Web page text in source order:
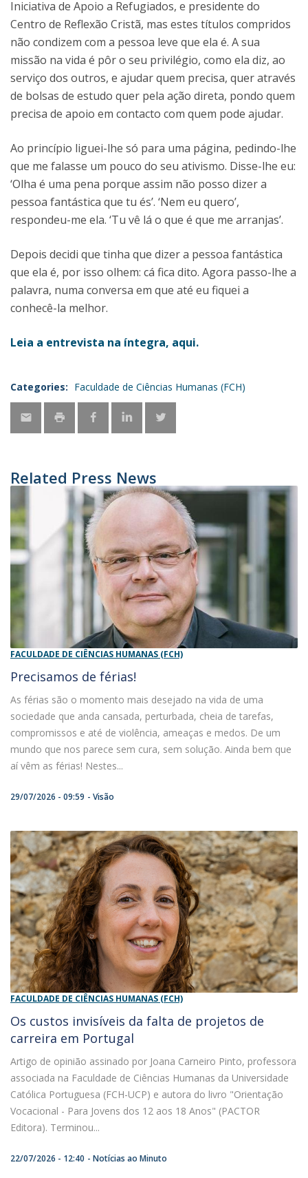
Iniciativa de Apoio a Refugiados, e presidente do
Centro de Reflexão Cristã, mas estes títulos compridos
não condizem com a pessoa leve que ela é. A sua
missão na vida é pôr o seu privilégio, como ela diz, ao
serviço dos outros, e ajudar quem precisa, quer através
de bolsas de estudo quer pela ação direta, pondo quem
precisa de apoio em contacto com quem pode ajudar.
Ao princípio liguei-lhe só para uma página, pedindo-lhe
que me falasse um pouco do seu ativismo. Disse-lhe eu:
‘Olha é uma pena porque assim não posso dizer a
pessoa fantástica que tu és’. ‘Nem eu quero’,
respondeu-me ela. ‘Tu vê lá o que é que me arranjas’.
Depois decidi que tinha que dizer a pessoa fantástica
que ela é, por isso olhem: cá fica dito. Agora passo-lhe a
palavra, numa conversa em que até eu fiquei a
conhecê-la melhor.
Leia a entrevista na íntegra, aqui.
Categories: Faculdade de Ciências Humanas (FCH)
Related Press News
FACULDADE DE CIÊNCIAS HUMANAS (FCH)
Precisamos de férias!
As férias são o momento mais desejado na vida de uma
sociedade que anda cansada, perturbada, cheia de tarefas,
compromissos e até de violência, ameaças e medos. De um
mundo que nos parece sem cura, sem solução. Ainda bem que
aí vêm as férias! Nestes...
29/07/2026 - 09:59 Visão
FACULDADE DE CIÊNCIAS HUMANAS (FCH)
Os custos invisíveis da falta de projetos de
carreira em Portugal
Artigo de opinião assinado por Joana Carneiro Pinto, professora
associada na Faculdade de Ciências Humanas da Universidade
Católica Portuguesa (FCH-UCP) e autora do livro "Orientação
Vocacional - Para Jovens dos 12 aos 18 Anos" (PACTOR
Editora). Terminou...
22/07/2026 - 12:40 Notícias ao Minuto